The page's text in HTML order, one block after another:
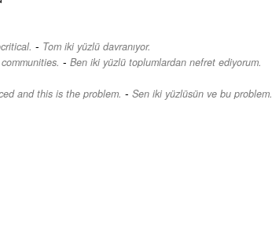
- Tom iki yüzlü davranıyor.
- Ben iki yüzlü toplumlardan nefret ediyorum.
and this is the problem. - Sen iki yüzlüsün ve bu problem.